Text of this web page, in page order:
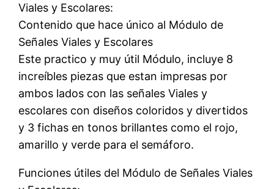
Viales y Escolares:
Contenido que hace único al Módulo de
Señales Viales y Escolares
Este practico y muy útil Módulo, incluye 8
increíbles piezas que estan impresas por
ambos lados con las señales Viales y
escolares con diseños coloridos y divertidos
y 3 fichas en tonos brillantes como el rojo,
amarillo y verde para el semáforo.
Funciones útiles del Módulo de Señales Viales